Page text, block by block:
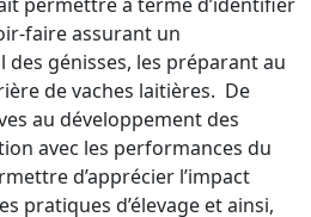
faire assurant un
génisses, les préparant au
de vaches laitières. De
au développement des
avec les performances du
d’apprécier l’impact
pratiques d’élevage et ainsi,